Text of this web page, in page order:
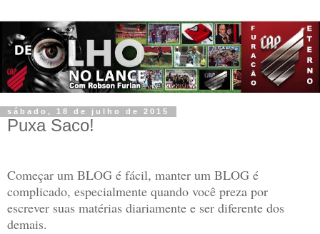
sábado, 18 de julho de 2015
Puxa Saco!
Começar um BLOG é fácil, manter um BLOG é
complicado, especialmente quando você preza por
escrever suas matérias diariamente e ser diferente dos
demais.